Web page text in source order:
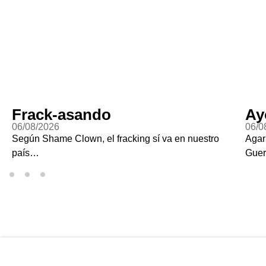
Frack-asando
06/08/2026
Según Shame Clown, el fracking sí va en nuestro
país…
06/